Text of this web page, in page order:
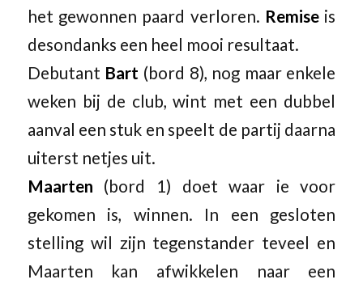
het gewonnen paard verloren. Remise is
desondanks een heel mooi resultaat.
Debutant Bart (bord 8), nog maar enkele
weken bij de club, wint met een dubbel
aanval een stuk en speelt de partij daarna
uiterst netjes uit.
Maarten (bord 1) doet waar ie voor
gekomen is, winnen. In een gesloten
stelling wil zijn tegenstander teveel en
Maarten kan afwikkelen naar een